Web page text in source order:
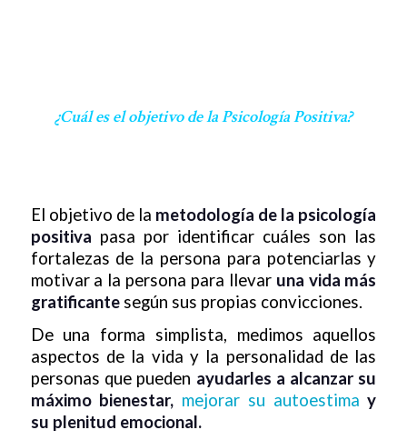
¿Cuál es el objetivo de la Psicología Positiva?
El objetivo de la metodología de la psicología
positiva pasa por identificar cuáles son las
fortalezas de la persona para potenciarlas y
motivar a la persona para llevar una vida más
gratificantesegún sus propias convicciones.
De una forma simplista, medimos aquellos
aspectos de la vida y la personalidad de las
personas que pueden ayudarles a alcanzar su
máximo bienestar, mejorar su autoestima y
su plenitud emocional.